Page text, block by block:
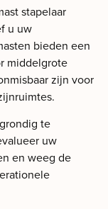
stapelaar
u uw
bieden een
middelgrote
zijn voor
te
uw
en weeg de